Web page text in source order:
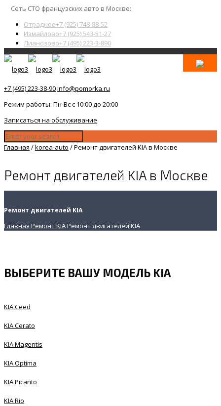
Сеть СТО французских авто в Москве:
Отрадное+7 (925) 748-88-52
Измайлово+7 (925) 543-51-27
Лианозово+7 (495) 223-3-890
+7 (495) 223-38-90info@pomorka.ru
Режим работы: Пн-Вс с 10:00 до 20:00
Записаться на обслуживание
Главная /korea-auto /Ремонт двигателей KIA в Москве
Ремонт двигателей KIA в Москве
Ремонт двигателей KIA
Главная Ремонт KIAРемонт двигателей KIA
ВЫБЕРИТЕ ВАШУ МОДЕЛЬ KIA
KIA Ceed
KIA Cerato
KIA Magentis
KIA Optima
KIA Picanto
KIA Rio